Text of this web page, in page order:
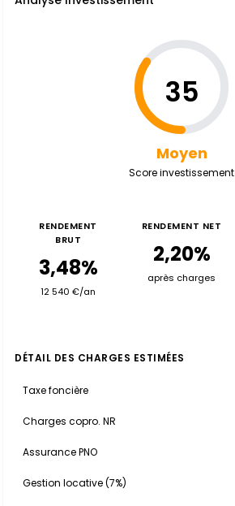
35
Moyen
Score investissement
RENDEMENT
BRUT
3,48%
12 540 €/an
RENDEMENT NET
2,20%
après charges
DÉTAIL DES CHARGES ESTIMÉES
Taxe foncière
Charges copro. NR
Assurance PNO
Gestion locative (7%)